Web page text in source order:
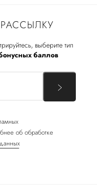
выберите тип
баллов
об обработке